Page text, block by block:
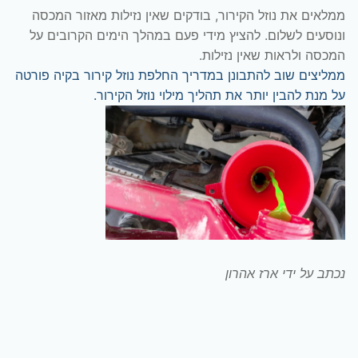
ממלאים את נוזל הקירור, בודקים שאין נזילות מאזור המכסה
ונוסעים לשלום. להציץ מידי פעם במהלך הימים הקרובים על
המכסה ולראות שאין נזילות.
ממליצים שוב להתבונן במדריך החלפת נוזל קירור בקיה פורטה
על מנת להבין יותר את תהליך מילוי נוזל הקירור.
נכתב על ידי ארז אהרון